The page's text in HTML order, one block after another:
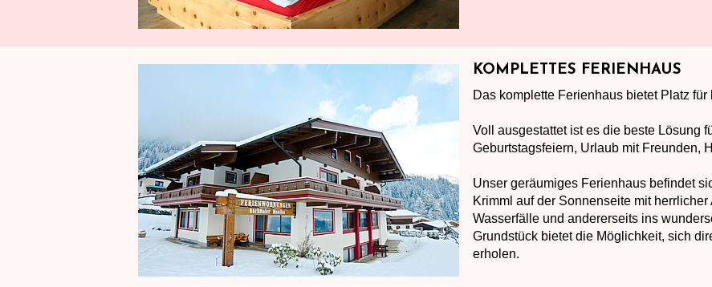
KOMPLETTES FERIENHAUS
Das komplette Ferienhaus bietet Platz
Voll ausgestattet ist es die beste Lösung
Geburtstagsfeiern, Urlaub mit Freunden,
Unser geräumiges Ferienhaus befindet
Krimml auf der Sonnenseite mit
Wasserfälle und andererseits ins
Grundstück bietet die Möglichkeit, sich
erholen.